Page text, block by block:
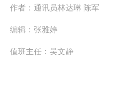
作者： 通讯员林达琳 陈军
编辑： 张雅婷
值班主任： 吴文静